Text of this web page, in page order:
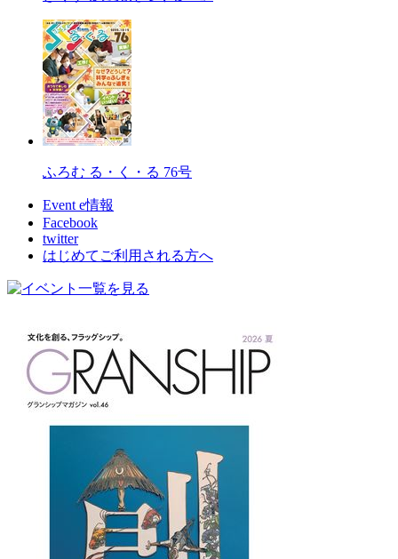
ふろむ る・く・る 76号
Event e情報
Facebook
twitter
はじめてご利用される方へ